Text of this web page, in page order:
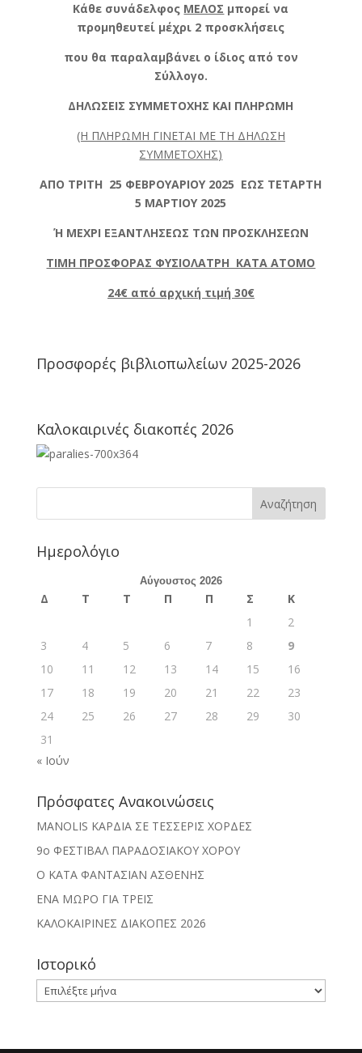
Κάθε συνάδελφος ΜΕΛΟΣ μπορεί να
προμηθευτεί μέχρι 2 προσκλήσεις
που θα παραλαμβάνει ο ίδιος από τον
Σύλλογο.
ΔΗΛΩΣΕΙΣ ΣΥΜΜΕΤΟΧΗΣ ΚΑΙ ΠΛΗΡΩΜΗ
(Η ΠΛΗΡΩΜΗ ΓΙΝΕΤΑΙ ΜΕ ΤΗ ΔΗΛΩΣΗ
ΣΥΜΜΕΤΟΧΗΣ)
ΑΠΟ ΤΡΙΤΗ 25 ΦΕΒΡΟΥΑΡΙΟΥ 2025 ΕΩΣ ΤΕΤΑΡΤΗ
5 ΜΑΡΤΙΟΥ 2025
Ή ΜΕΧΡΙ ΕΞΑΝΤΛΗΣΕΩΣ ΤΩΝ ΠΡΟΣΚΛΗΣΕΩΝ
ΤΙΜΗ ΠΡΟΣΦΟΡΑΣ ΦΥΣΙΟΛΑΤΡΗ ΚΑΤΑ ΑΤΟΜΟ
24€ από αρχική τιμή 30€
Προσφορές βιβλιοπωλείων 2025-2026
Καλοκαιρινές διακοπές 2026
Ημερολόγιο
Αύγουστος 2026
Δ Τ Τ Π Π Σ
Κ
1
2
3
4 5 6 7 8
9
10
11 12 13 14 15
16
17
18 19 20 21 22
23
24
25 26 27 28 29
30
31
« Ιούν
Πρόσφατες Ανακοινώσεις
MANOLIS ΚΑΡΔΙΑ ΣΕ ΤΕΣΣΕΡΙΣ ΧΟΡΔΕΣ
9ο ΦΕΣΤΙΒΑΛ ΠΑΡΑΔΟΣΙΑΚΟΥ ΧΟΡΟΥ
Ο ΚΑΤΑ ΦΑΝΤΑΣΙΑΝ ΑΣΘΕΝΗΣ
ΕΝΑ ΜΩΡΟ ΓΙΑ ΤΡΕΙΣ
ΚΑΛΟΚΑΙΡΙΝΕΣ ΔΙΑΚΟΠΕΣ 2026
Ιστορικό
Ιστορικό